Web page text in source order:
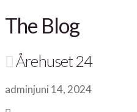
The Blog
Årehuset 24
adminjuni 14, 2024